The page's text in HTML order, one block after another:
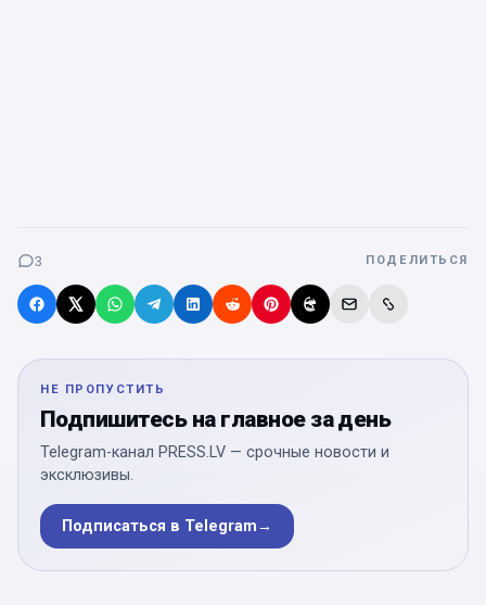
3 ПОДЕЛИТЬСЯ
НЕ ПРОПУСТИТЬ
Подпишитесь на главное за день
Telegram-канал PRESS.LV — срочные новости и
эксклюзивы.
Подписаться в Telegram→